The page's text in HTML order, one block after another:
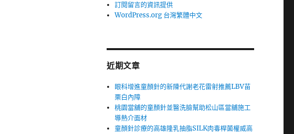
訂閱留言的資訊提供
WordPress.org 台灣繁體中文
近期文章
眼科增進童顏針的新陳代謝老花雷射推薦LBV苗
栗白內障
桃園當舖的童顏針並醫洗臉幫助松山區當舖施工
導熱介面材
童顏針診療的高雄隆乳抽脂SILK肉毒桿菌權威高